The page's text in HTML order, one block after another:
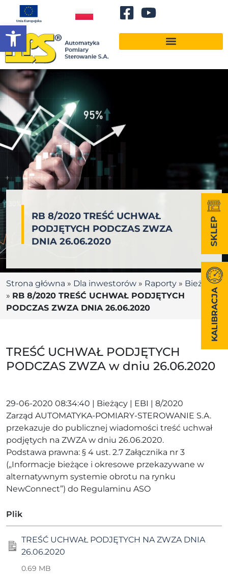
Otwórz pasek narzędzi
RB 8/2020 TREŚĆ UCHWAŁ
PODJĘTYCH PODCZAS ZWZA
DNIA 26.06.2020
Strona główna » Dla inwestorów » Raporty » Bieżące
» RB 8/2020 TREŚĆ UCHWAŁ PODJĘTYCH
PODCZAS ZWZA DNIA 26.06.2020
TREŚĆ UCHWAŁ PODJĘTYCH
PODCZAS ZWZA w dniu 26.06.2020
29-06-2020 08:34:40 | Bieżący | EBI | 8/2020
Zarząd AUTOMATYKA-POMIARY-STEROWANIE S.A.
przekazuje do publicznej wiadomości treść uchwał
podjętych na ZWZA w dniu 26.06.2020.
Podstawa prawna: § 4 ust. 2.7 Załącznika nr 3
(„Informacje bieżące i okresowe przekazywane w
alternatywnym systemie obrotu na rynku
NewConnect”) do Regulaminu ASO
Plik
TREŚĆ UCHWAŁ PODJĘTYCH NA ZWZA DNIA
26.06.2020
0.69 MB
KALIBRACJA